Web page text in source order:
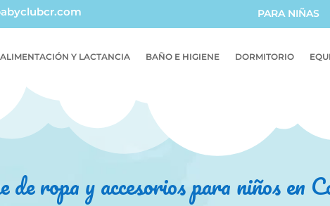
PARA NIÑAS
ALIMENTACIÓN Y LACTANCIA BAÑO E HIGIENE DORMITORIO
de ropa y accesorios para niños en